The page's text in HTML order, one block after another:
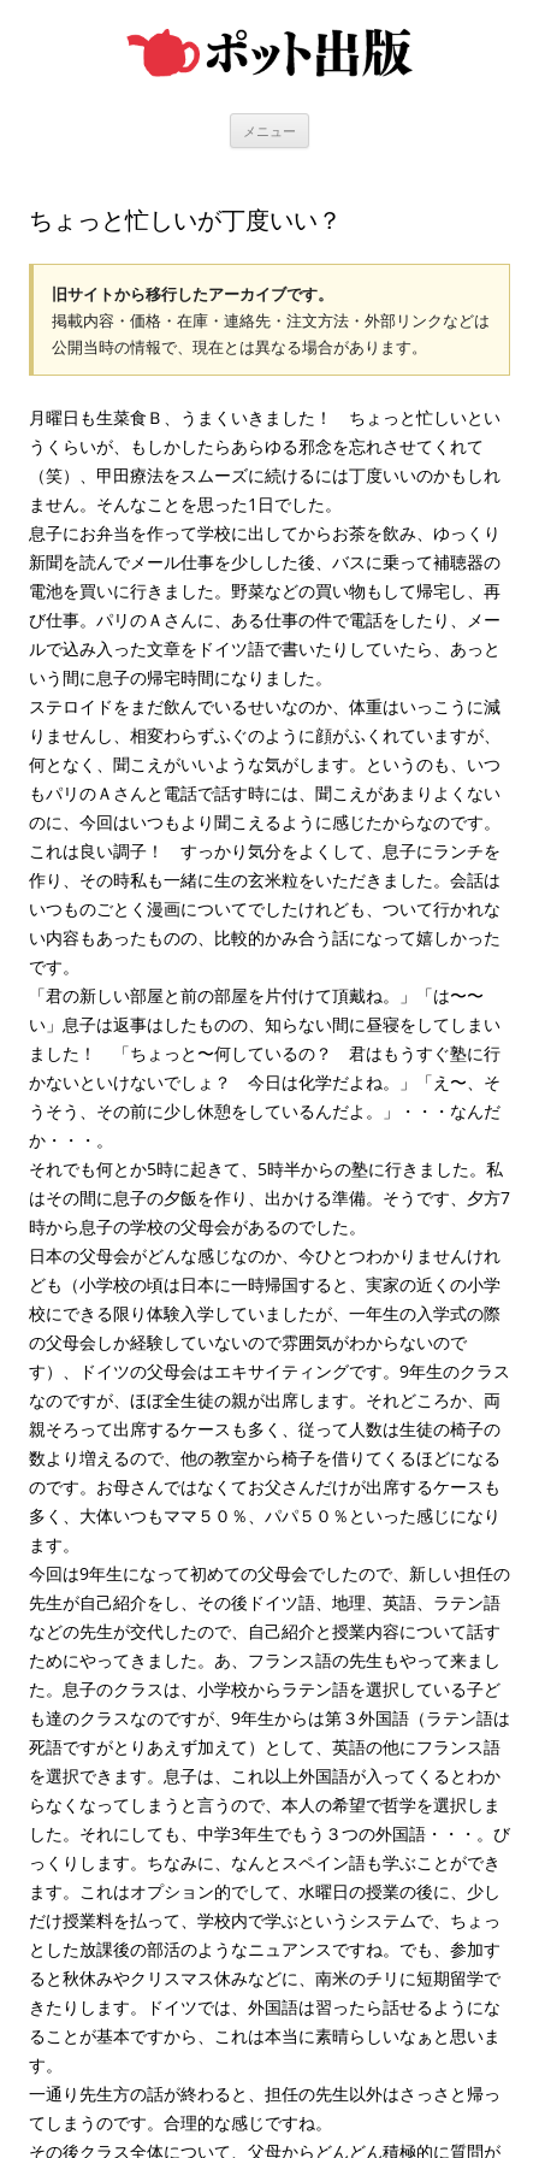
メニュー
ちょっと忙しいが丁度いい？
旧サイトから移行したアーカイブです。
掲載内容・価格・在庫・連絡先・注文方法・外部リンクなどは
公開当時の情報で、現在とは異なる場合があります。
月曜日も生菜食Ｂ、うまくいきました！ ちょっと忙しいとい
うくらいが、もしかしたらあらゆる邪念を忘れさせてくれて
（笑）、甲田療法をスムーズに続けるには丁度いいのかもしれ
ません。そんなことを思った1日でした。
息子にお弁当を作って学校に出してからお茶を飲み、ゆっくり
新聞を読んでメール仕事を少しした後、バスに乗って補聴器の
電池を買いに行きました。野菜などの買い物もして帰宅し、再
び仕事。パリのＡさんに、ある仕事の件で電話をしたり、メー
ルで込み入った文章をドイツ語で書いたりしていたら、あっと
いう間に息子の帰宅時間になりました。
ステロイドをまだ飲んでいるせいなのか、体重はいっこうに減
りませんし、相変わらずふぐのように顔がふくれていますが、
何となく、聞こえがいいような気がします。というのも、いつ
もパリのＡさんと電話で話す時には、聞こえがあまりよくない
のに、今回はいつもより聞こえるように感じたからなのです。
これは良い調子！ すっかり気分をよくして、息子にランチを
作り、その時私も一緒に生の玄米粒をいただきました。会話は
いつものごとく漫画についてでしたけれども、ついて行かれな
い内容もあったものの、比較的かみ合う話になって嬉しかった
です。
「君の新しい部屋と前の部屋を片付けて頂戴ね。」「は〜〜
い」息子は返事はしたものの、知らない間に昼寝をしてしまい
ました！ 「ちょっと〜何しているの？ 君はもうすぐ塾に行
かないといけないでしょ？ 今日は化学だよね。」「え〜、そ
うそう、その前に少し休憩をしているんだよ。」・・・なんだ
か・・・。
それでも何とか5時に起きて、5時半からの塾に行きました。私
はその間に息子の夕飯を作り、出かける準備。そうです、夕方7
時から息子の学校の父母会があるのでした。
日本の父母会がどんな感じなのか、今ひとつわかりませんけれ
ども（小学校の頃は日本に一時帰国すると、実家の近くの小学
校にできる限り体験入学していましたが、一年生の入学式の際
の父母会しか経験していないので雰囲気がわからないので
す）、ドイツの父母会はエキサイティングです。9年生のクラス
なのですが、ほぼ全生徒の親が出席します。それどころか、両
親そろって出席するケースも多く、従って人数は生徒の椅子の
数より増えるので、他の教室から椅子を借りてくるほどになる
のです。お母さんではなくてお父さんだけが出席するケースも
多く、大体いつもママ５０％、パパ５０％といった感じになり
ます。
今回は9年生になって初めての父母会でしたので、新しい担任の
先生が自己紹介をし、その後ドイツ語、地理、英語、ラテン語
などの先生が交代したので、自己紹介と授業内容について話す
ためにやってきました。あ、フランス語の先生もやって来まし
た。息子のクラスは、小学校からラテン語を選択している子ど
も達のクラスなのですが、9年生からは第３外国語（ラテン語は
死語ですがとりあえず加えて）として、英語の他にフランス語
を選択できます。息子は、これ以上外国語が入ってくるとわか
らなくなってしまうと言うので、本人の希望で哲学を選択しま
した。それにしても、中学3年生でもう３つの外国語・・・。び
っくりします。ちなみに、なんとスペイン語も学ぶことができ
ます。これはオプション的でして、水曜日の授業の後に、少し
だけ授業料を払って、学校内で学ぶというシステムで、ちょっ
とした放課後の部活のようなニュアンスですね。でも、参加す
ると秋休みやクリスマス休みなどに、南米のチリに短期留学で
きたりします。ドイツでは、外国語は習ったら話せるようにな
ることが基本ですから、これは本当に素晴らしいなぁと思いま
す。
一通り先生方の話が終わると、担任の先生以外はさっさと帰っ
てしまうのです。合理的な感じですね。
その後クラス全体について、父母からどんどん積極的に質問が